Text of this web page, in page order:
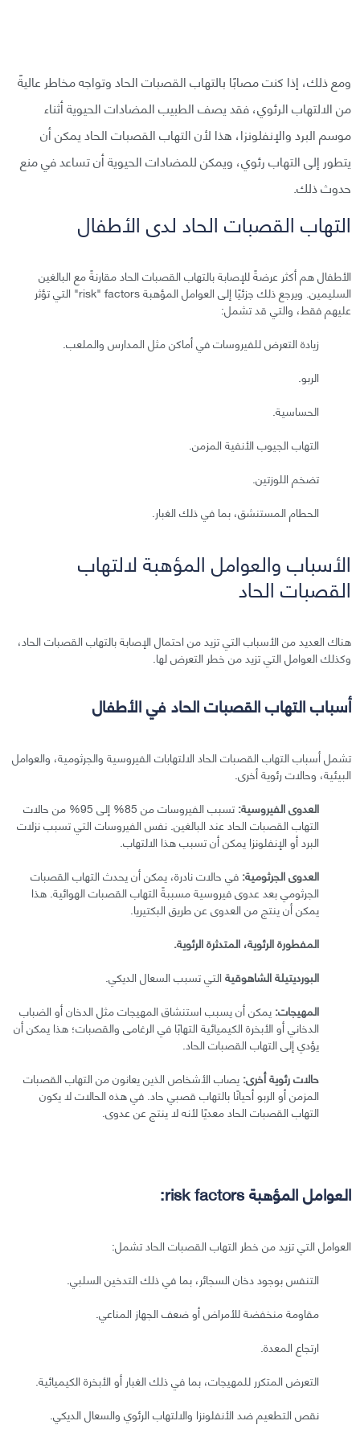
ومع ذلك، إذا كنت مصابًا بالتهاب القصبات الحاد وتواجه مخاطر عاليةً
من الالتهاب الرئوي، فقد يصف الطبيب المضادات الحيوية أثناء
موسم البرد والإنفلونزا، هذا لأن التهاب القصبات الحاد يمكن أن
يتطور إلى التهاب رئوي، ويمكن للمضادات الحيوية أن تساعد في منع
حدوث ذلك.
التهاب القصبات الحاد لدى الأطفال
الأطفال هم أكثر عرضةً للإصابة بالتهاب القصبات الحاد مقارنةً مع البالغين
السليمين. ويرجع ذلك جزئيًا إلى العوامل المؤهبة risk" factors" التي تؤثر
عليهم فقط، والتي قد تشمل:
زيادة التعرض للفيروسات في أماكن مثل المدارس والملعب.
الربو.
الحساسية.
التهاب الجيوب الأنفية المزمن.
تضخم اللوزتين.
الحطام المستنشق، بما في ذلك الغبار.
الأسباب والعوامل المؤهبة لالتهاب
القصبات الحاد
هناك العديد من الأسباب التي تزيد من احتمال الإصابة بالتهاب القصبات الحاد،
وكذلك العوامل التي تزيد من خطر التعرض لها.
أسباب التهاب القصبات الحاد في الأطفال
تشمل أسباب التهاب القصبات الحاد الالتهابات الفيروسية والجرثومية، والعوامل
البيئية، وحالات رئوية أخرى.
العدوى الفيروسية:
تسبب الفيروسات من 85% إلى 95% من حالات
التهاب القصبات الحاد عند البالغين. نفس الفيروسات التي تسبب نزلات
البرد أو الإنفلونزا يمكن أن تسبب هذا الالتهاب.
العدوى الجرثومية: في حالات نادرة، يمكن أن يحدث التهاب القصبات
الجرثومي بعد عدوى فيروسية مسببةً التهاب القصبات الهوائية. هذا
يمكن أن ينتج من العدوى عن طريق البكتيريا.
المفطورة الرئوية، المتدثرة الرئوية.
البورديتيلة الشاهوقية التي تسبب السعال الديكي.
المهيجات: يمكن أن يسبب استنشاق المهيجات مثل الدخان أو الضباب
الدخاني أو الأبخرة الكيميائية التهابًا في الرغامى والقصبات؛ هذا يمكن أن
يؤدي إلى التهاب القصبات الحاد.
حالات رئوية أخرى: يصاب الأشخاص الذين يعانون من التهاب القصبات
المزمن أو الربو أحيانًا بالتهاب قصبي حاد. في هذه الحالات لا يكون
التهاب القصبات الحاد معديًا لأنه لا ينتج عن عدوى.
العوامل المؤهبة risk factors:
العوامل التي تزيد من خطر التهاب القصبات الحاد تشمل:
التنفس بوجود دخان السجائر، بما في ذلك التدخين السلبي.
مقاومة منخفضة للأمراض أو ضعف الجهاز المناعي.
ارتجاع المعدة.
التعرض المتكرر للمهيجات، بما في ذلك الغبار أو الأبخرة الكيميائية.
نقص التطعيم ضد الأنفلونزا والالتهاب الرئوي والسعال الديكي.